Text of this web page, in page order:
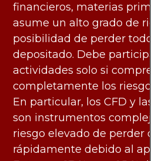
financieros, materias primas
asume un alto grado de
posibilidad de perder todo
depositado. Debe participar
actividades solo si
completamente los riesgos
En particular, los CFD y las
son instrumentos
riesgo elevado de perder
rápidamente debido al